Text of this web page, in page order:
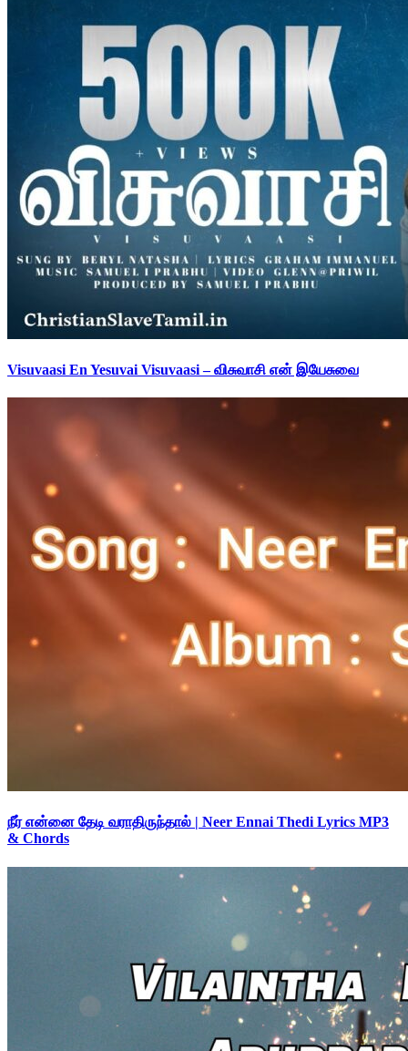
Visuvaasi En Yesuvai Visuvaasi – விசுவாசி என் இயேசுவை
நீர் என்னை தேடி வராதிருந்தால் | Neer Ennai Thedi Lyrics MP3
& Chords